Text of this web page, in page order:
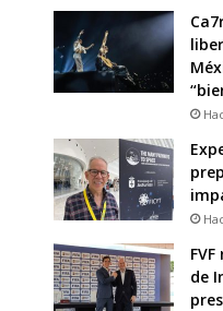
de